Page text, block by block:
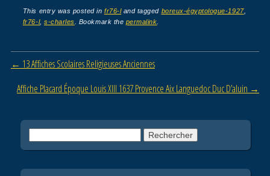
c
e
b
o
o
tt
er
ail
ta
g
er
This entry was posted infr76-land tagged boreux-égyptologue-1927,
fr76-l,s-charles . Bookmark the permalink
Post navigation
← 13 Affiches Scolaires Religieuses Anciennes
Affiche Placard Époque Louis XIII 1637 Provence Aix Languedoc Duc D’aluin →